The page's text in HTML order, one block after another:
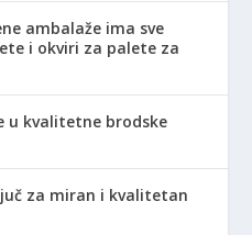
ambalaže ima sve
i okviri za palete za
u kvalitetne brodske
za miran i kvalitetan